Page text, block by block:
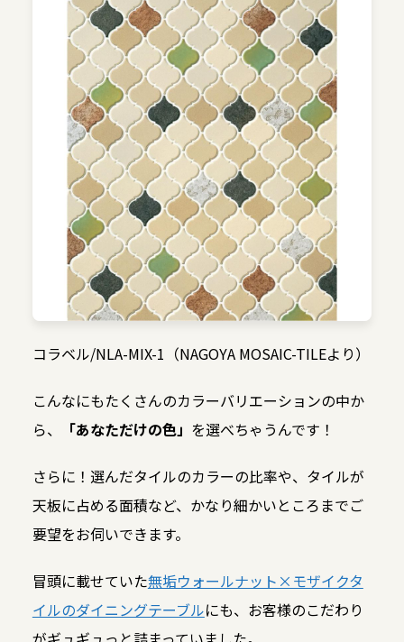
コラベル/NLA-MIX-1（NAGOYA MOSAIC-TILEより）
こんなにもたくさんのカラーバリエーションの中か
ら、
「あなただけの色」 を選べちゃうんです！
さらに！選んだタイルのカラーの比率や、タイルが
天板に占める面積など、かなり細かいところまでご
要望をお伺いできます。
冒頭に載せていた無垢ウォールナット×モザイクタ
イルのダイニングテーブルにも、お客様のこだわり